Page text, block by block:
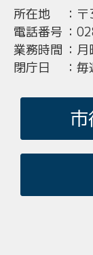
所在地 ：
電話番号 ：
業務時間 ： 月
閉庁日
： 毎